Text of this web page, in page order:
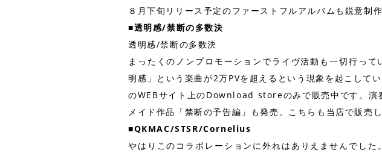
８月下旬リリース予定のファーストフルアルバムも鋭意制
■透明感/禁断の多数決
透明感/禁断の多数決
まったくのノンプロモーションでライヴ活動も一切行っ
明感」という楽曲が2万PVを超えるという現象を起こして
のWEBサイト上のDownload storeのみで販売中です。演
メイド作品「禁断の予告編」も発売。こちらも当店で販売し
■QKMAC/STSR/Cornelius
やはりこのコラボレーションに外れはありえませんでし